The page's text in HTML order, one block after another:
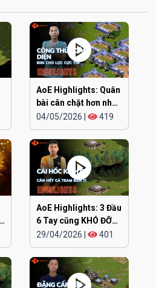
AoE Highlights: Quân
bài cân chặt hơn nhau
ở đúng cái đầu
04/05/2026 419
AoE Highlights: 3 Đầu
6 Tay cũng KHÓ ĐỠ
TRẬN NÀY
29/04/2026 401